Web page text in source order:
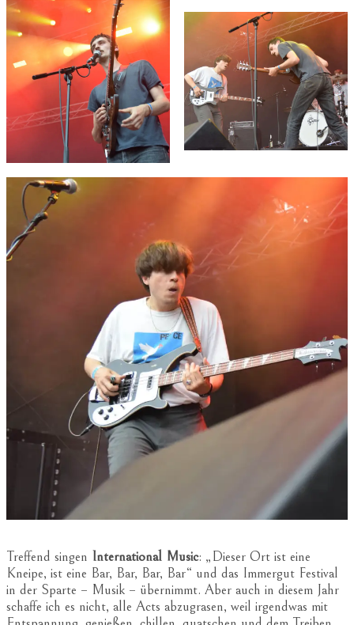
Treffend singen International Music: „Dieser Ort ist eine
Kneipe, ist eine Bar, Bar, Bar, Bar“ und das Immergut Festival
in der Sparte – Musik – übernimmt. Aber auch in diesem Jahr
schaffe ich es nicht, alle Acts abzugrasen, weil irgendwas mit